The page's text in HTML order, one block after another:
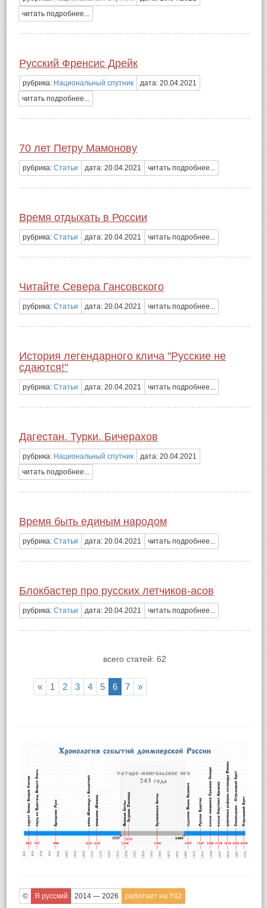
читать подробнее...
Русский Френсис Дрейк
рубрика: Национальный спутник
дата: 20.04.2021
читать подробнее...
70 лет Петру Мамонову
рубрика: Статьи дата: 20.04.2021 читать подробнее...
Время отдыхать в России
рубрика: Статьи дата: 20.04.2021 читать подробнее...
Читайте Севера Гансовского
рубрика: Статьи дата: 20.04.2021 читать подробнее...
История легендарного клича "Русские не
сдаются!"
рубрика: Статьи дата: 20.04.2021 читать подробнее...
Дагестан. Турки. Бичерахов
рубрика: Национальный спутник
дата: 20.04.2021
читать подробнее...
Время быть единым народом
рубрика: Статьи дата: 20.04.2021 читать подробнее...
Блокбастер про русских летчиков-асов
рубрика: Статьи дата: 20.04.2021 читать подробнее...
всего статей: 62
« 1 2 3 4 5 6 7 »
© Я русский 2014 — 2026 работает на Yii2